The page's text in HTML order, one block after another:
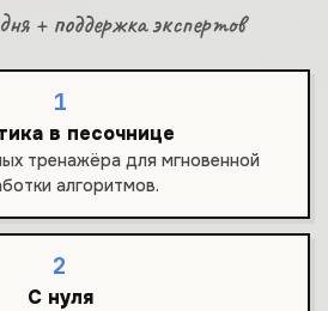
+ поддержка экспертов
1
в песочнице
тренажёра для мгновенной
алгоритмов.
2
С нуля